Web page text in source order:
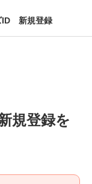
ID 新規登録
規登録を